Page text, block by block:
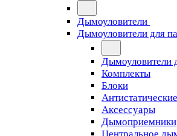
Дымоуловители
Дымоуловители для
Дымоуловители
Комплекты
Блоки
Аксессуары
Дымоприемники
Центральное